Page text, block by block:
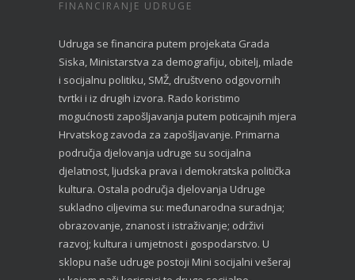
FINANCIRANJE UDRUGE
Udruga se financira putem projekata Grada
Siska, Ministarstva za demografiju, obitelj, mlade
i socijalnu politiku, SMŽ, društveno odgovornih
tvrtki i iz drugih izvora. Rado koristimo
mogućnosti zapošljavanja putem poticajnih mjera
Hrvatskog zavoda za zapošljavanje. Primarna
područja djelovanja udruge su socijalna
djelatnost, ljudska prava i demokratska politička
kultura. Ostala područja djelovanja Udruge
sukladno ciljevima su: međunarodna suradnja;
obrazovanje, znanost i istraživanje; održivi
razvoj; kultura i umjetnost i gospodarstvo. U
sklopu naše udruge postoji Mini socijalni vešeraj